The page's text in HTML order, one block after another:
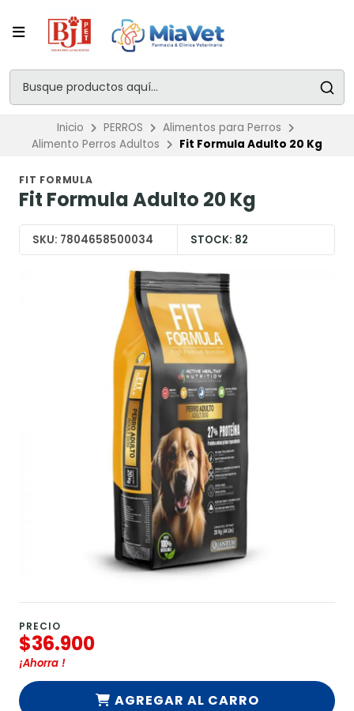
Inicio PERROS
Alimentos para Perros
Alimento Perros Adultos
Fit Formula Adulto 20 Kg
FIT FORMULA
Fit Formula Adulto 20 Kg
SKU: 7804658500034 STOCK: 82
PRECIO
$36.900
¡Ahorra !
AGREGAR AL CARRO